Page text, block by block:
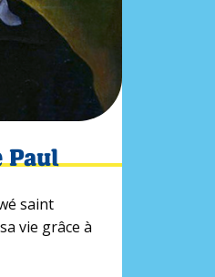
Paul
saint
vie grâce à